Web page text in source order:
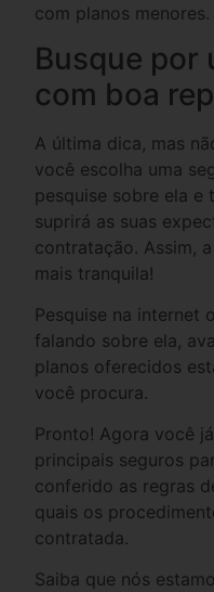
com planos menores.
Busque por
com boa
A última dica, mas
você escolha uma
pesquise sobre ela e
suprirá as suas
contratação. Assim,
mais tranquila!
Pesquise na internet
falando sobre ela,
planos oferecidos
você procura.
Pronto! Agora você
principais seguros
conferido as regras
quais os
contratada.
Saiba que nós